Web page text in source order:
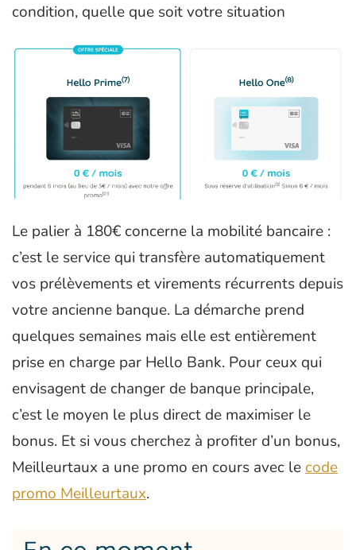
condition, quelle que soit votre situation
Le palier à 180€ concerne la mobilité bancaire :
c’est le service qui transfère automatiquement
vos prélèvements et virements récurrents depuis
votre ancienne banque. La démarche prend
quelques semaines mais elle est entièrement
prise en charge par Hello Bank. Pour ceux qui
envisagent de changer de banque principale,
c’est le moyen le plus direct de maximiser le
bonus. Et si vous cherchez à profiter d’un bonus,
Meilleurtaux a une promo en cours avec le code
promo Meilleurtaux.